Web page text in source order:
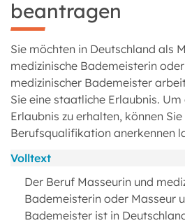
beantragen
Sie möchten in Deutschland als
medizinische Bademeisterin
medizinischer Bademeister
Sie eine staatliche Erlaubnis.
Erlaubnis zu erhalten, können
Berufsqualifikation anerkennen
Volltext
Der Beruf Masseurin und
Bademeisterin oder Masseur
Bademeister ist in